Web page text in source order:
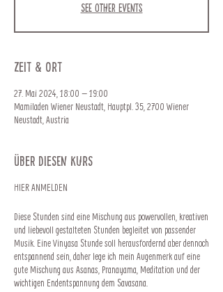
See other events
Zeit & Ort
27. Mai 2024, 18:00 – 19:00
Mamiladen Wiener Neustadt, Hauptpl. 35, 2700 Wiener
Neustadt, Austria
Über diesen Kurs
HIER ANMELDEN
Diese Stunden sind eine Mischung aus powervollen, kreativen
und liebevoll gestalteten Stunden begleitet von passender
Musik. Eine Vinyasa Stunde soll herausfordernd aber dennoch
entspannend sein, daher lege ich mein Augenmerk auf eine
gute Mischung aus Asanas, Pranayama, Meditation und der
wichtigen Endentspannung dem Savasana.